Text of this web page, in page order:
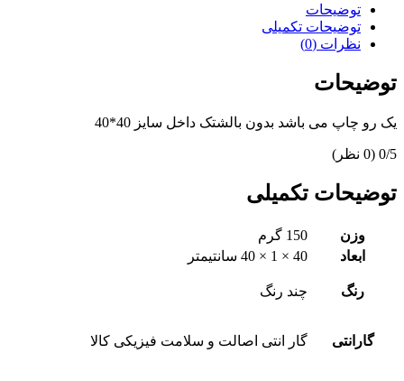
توضیحات
توضیحات تکمیلی
نظرات (0)
توضیحات
یک رو چاپ می باشد بدون بالشتک داخل سایز 40*40
‫0/5 ‫(0 نظر)
توضیحات تکمیلی
وزن
150 گرم
ابعاد
40 × 1 × 40 سانتیمتر
رنگ چند رنگ
گارانتی گار انتی اصالت و سلامت فیزیکی کالا